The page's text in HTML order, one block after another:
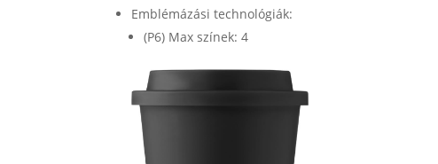
Emblémázási technológiák:
(P6) Max színek: 4